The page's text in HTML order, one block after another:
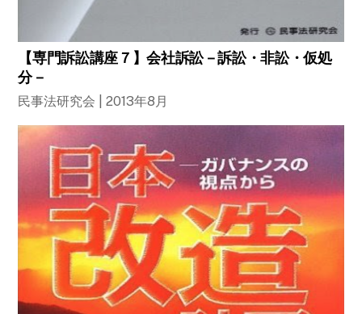
【専門訴訟講座７】会社訴訟－訴訟・非訟・仮処
分－
民事法研究会 | 2013年8月